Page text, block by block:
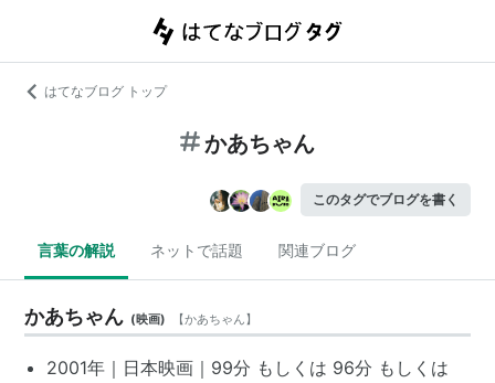
はてなブログ トップ
かあちゃん
このタグでブログを書く
言葉の解説 ネットで話題 関連ブログ
かあちゃん (映画) 【かあちゃん】
2001年｜ 日本映画 ｜99分 もしくは 96分 もしくは